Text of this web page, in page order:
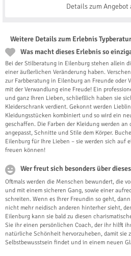
Details zum Angebot
Weitere Details zum Erlebnis
Was macht dieses Erlebnis so
Bei der Stilberatung in Eilenburg stehen allein
einer äußerlichen Veränderung haben.
zur Farbberatung in Eilenburg an Freunde oder
mit der Verwandlung eine Freude! Ein
und ganz Ihren Lieben, schließlich haben sie
Kleiderschrank verdient. Gekonnt werden
Kleidungsstücken kombiniert und so wird ein
geschaffen. Die Farben der Kleidung werden
angepasst, Schnitte und Stile dem Körper.
Eilenburg für Ihre Lieben – sie werden sich auf
freuen können!
Wer freut sich besonders über
Oftmals werden die Menschen bewundert, die
und mit einem sicheren Gang, sowie einer
schreiten. Wenn es Ihrer Freundin so geht,
nicht mehr neidisch anderen hinterher sieht,
Eilenburg kann sie bald zu diesen
Sie ihr einen persönlichen Coach, der ihr hilft
natürliche Schönheit hervorzuheben, damit sie
Selbstbewusstsein findet und in einem neuen